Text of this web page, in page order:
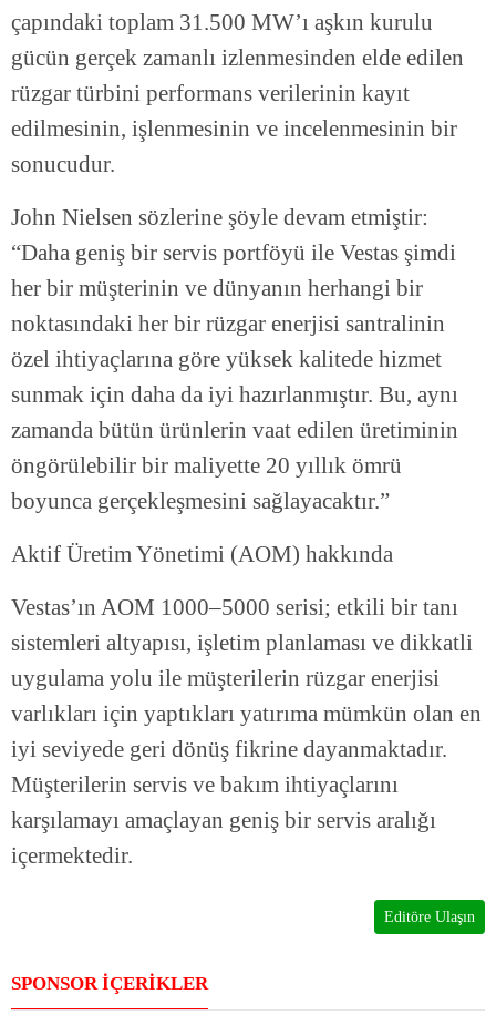
çapındaki toplam 31.500 MW’ı aşkın kurulu
gücün gerçek zamanlı izlenmesinden elde edilen
rüzgar türbini performans verilerinin kayıt
edilmesinin, işlenmesinin ve incelenmesinin bir
sonucudur.
John Nielsen sözlerine şöyle devam etmiştir:
“Daha geniş bir servis portföyü ile Vestas şimdi
her bir müşterinin ve dünyanın herhangi bir
noktasındaki her bir rüzgar enerjisi santralinin
özel ihtiyaçlarına göre yüksek kalitede hizmet
sunmak için daha da iyi hazırlanmıştır. Bu, aynı
zamanda bütün ürünlerin vaat edilen üretiminin
öngörülebilir bir maliyette 20 yıllık ömrü
boyunca gerçekleşmesini sağlayacaktır.”
Aktif Üretim Yönetimi (AOM) hakkında
Vestas’ın AOM 1000–5000 serisi; etkili bir tanı
sistemleri altyapısı, işletim planlaması ve dikkatli
uygulama yolu ile müşterilerin rüzgar enerjisi
varlıkları için yaptıkları yatırıma mümkün olan en
iyi seviyede geri dönüş fikrine dayanmaktadır.
Müşterilerin servis ve bakım ihtiyaçlarını
karşılamayı amaçlayan geniş bir servis aralığı
içermektedir.
Editöre Ulaşın
SPONSOR İÇERİKLER